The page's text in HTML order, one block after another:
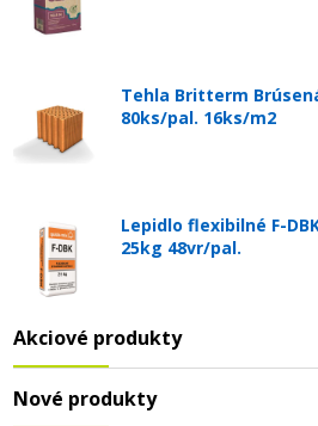
Tehla Britterm
80ks/pal. 16ks/m2
Lepidlo flexibilné F-
25kg 48vr/pal.
Akciové produkty
Nové produkty